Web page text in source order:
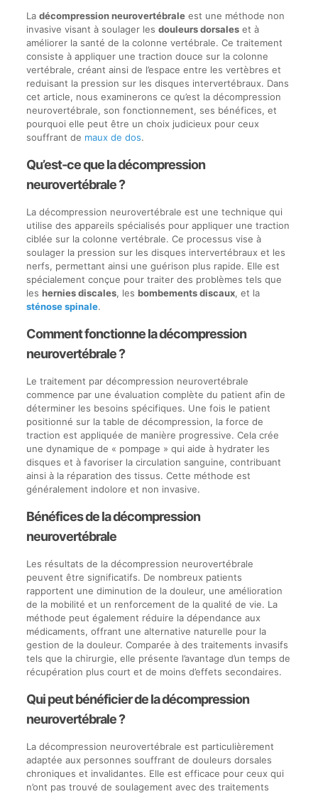
La décompression neurovertébraleest une méthode non
invasive visant à soulager les douleurs dorsaleset à
améliorer la santé de la colonne vertébrale. Ce traitement
consiste à appliquer une traction douce sur la colonne
vertébrale, créant ainsi de l’espace entre les vertèbres et
reduisant la pression sur les disques intervertébraux. Dans
cet article, nous examinerons ce qu’est la décompression
neurovertébrale, son fonctionnement, ses bénéfices, et
pourquoi elle peut être un choix judicieux pour ceux
souffrant de maux de dos.
Qu’est-ce que la décompression
neurovertébrale ?
La décompression neurovertébrale est une technique qui
utilise des appareils spécialisés pour appliquer une traction
ciblée sur la colonne vertébrale. Ce processus vise à
soulager la pression sur les disques intervertébraux et les
nerfs, permettant ainsi une guérison plus rapide. Elle est
spécialement conçue pour traiter des problèmes tels que
les hernies discales, les bombements discaux, et la
sténose spinale.
Comment fonctionne la décompression
neurovertébrale ?
Le traitement par décompression neurovertébrale
commence par une évaluation complète du patient afin de
déterminer les besoins spécifiques. Une fois le patient
positionné sur la table de décompression, la force de
traction est appliquée de manière progressive. Cela crée
une dynamique de « pompage » qui aide à hydrater les
disques et à favoriser la circulation sanguine, contribuant
ainsi à la réparation des tissus. Cette méthode est
généralement indolore et non invasive.
Bénéfices de la décompression
neurovertébrale
Les résultats de la décompression neurovertébrale
peuvent être significatifs. De nombreux patients
rapportent une diminution de la douleur, une amélioration
de la mobilité et un renforcement de la qualité de vie. La
méthode peut également réduire la dépendance aux
médicaments, offrant une alternative naturelle pour la
gestion de la douleur. Comparée à des traitements invasifs
tels que la chirurgie, elle présente l’avantage d’un temps de
récupération plus court et de moins d’effets secondaires.
Qui peut bénéficier de la décompression
neurovertébrale ?
La décompression neurovertébrale est particulièrement
adaptée aux personnes souffrant de douleurs dorsales
chroniques et invalidantes. Elle est efficace pour ceux qui
n’ont pas trouvé de soulagement avec des traitements